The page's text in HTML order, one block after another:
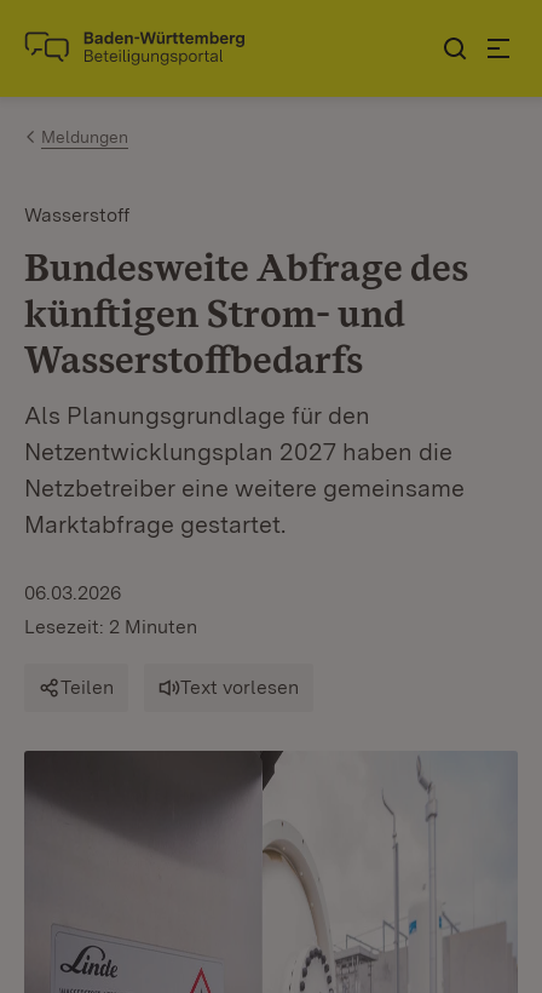
Zum Inhalt springen
Link zur Startseite
Meldungen
Wasserstoff
Bundesweite Abfrage des
künftigen Strom- und
Wasserstoffbedarfs
Als Planungsgrundlage für den
Netzentwicklungsplan 2027 haben die
Netzbetreiber eine weitere gemeinsame
Marktabfrage gestartet.
06.03.2026
Lesezeit: 2 Minuten
Teilen Text vorlesen